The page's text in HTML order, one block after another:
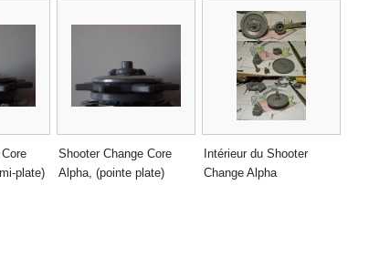
plate)
Shooter Change Core
Alpha, (pointe plate)
Intérieur du Shooter
Change Alpha